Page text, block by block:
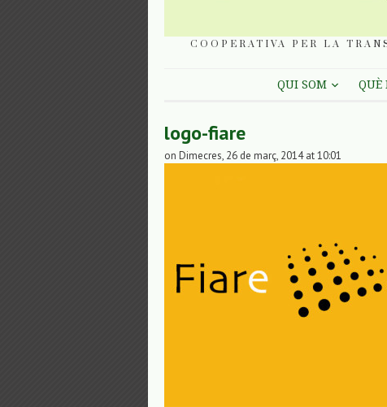
COOPERATIVA PER LA
QUI SOM QUÈ
logo-fiare
on Dimecres, 26 de març, 2014 at 10:01